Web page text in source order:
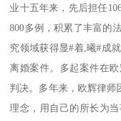
业十五年来，先后担任
800多例，积累了丰富的
究领域获得显#着,曦#成
离婚案件。多起案件在
判决。多年来，欧辉律师
理念，用自己的所长为